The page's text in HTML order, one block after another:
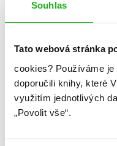
Souhlas
Tato webová stránka
cookies? Používáme
doporučili knihy, které
využitím jednotlivých
„Povolit vše“.
#10důvodů #ftlukens
13. 3. 2023